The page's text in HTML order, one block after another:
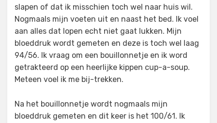
slapen of dat ik misschien toch wel naar huis wil.
Nogmaals mijn voeten uit en naast het bed. Ik voel
aan alles dat lopen echt niet gaat lukken. Mijn
bloeddruk wordt gemeten en deze is toch wel laag
94/56. Ik vraag om een bouillonnetje en ik word
getrakteerd op een heerlijke kippen cup-a-soup.
Meteen voel ik me bij-trekken.
Na het bouillonnetje wordt nogmaals mijn
bloeddruk gemeten en dit keer is het 100/61. Ik